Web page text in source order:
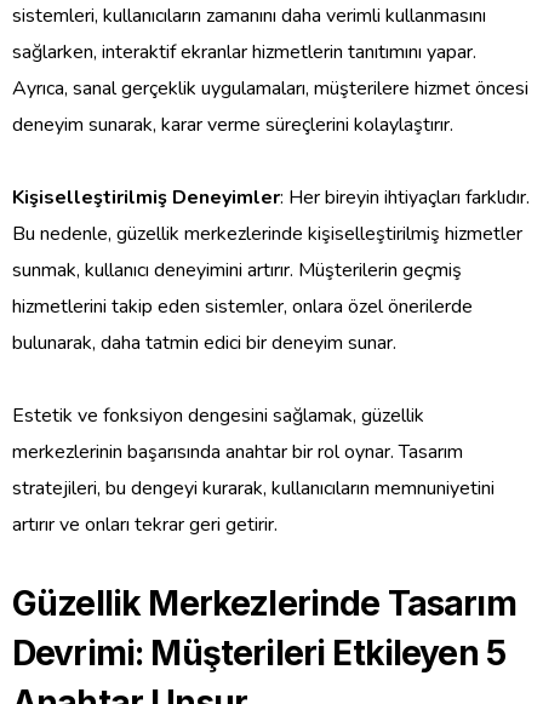
sistemleri, kullanıcıların zamanını daha verimli kullanmasını
sağlarken, interaktif ekranlar hizmetlerin tanıtımını yapar.
Ayrıca, sanal gerçeklik uygulamaları, müşterilere hizmet öncesi
deneyim sunarak, karar verme süreçlerini kolaylaştırır.
Kişiselleştirilmiş Deneyimler: Her bireyin ihtiyaçları farklıdır.
Bu nedenle, güzellik merkezlerinde kişiselleştirilmiş hizmetler
sunmak, kullanıcı deneyimini artırır. Müşterilerin geçmiş
hizmetlerini takip eden sistemler, onlara özel önerilerde
bulunarak, daha tatmin edici bir deneyim sunar.
Estetik ve fonksiyon dengesini sağlamak, güzellik
merkezlerinin başarısında anahtar bir rol oynar. Tasarım
stratejileri, bu dengeyi kurarak, kullanıcıların memnuniyetini
artırır ve onları tekrar geri getirir.
Güzellik Merkezlerinde Tasarım
Devrimi: Müşterileri Etkileyen 5